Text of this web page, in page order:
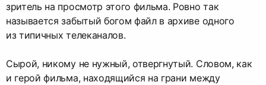
зритель на просмотр этого фильма. Ровно так
называется забытый богом файл в архиве одного
из типичных телеканалов.
Сырой, никому не нужный, отвергнутый. Словом, как
и герой фильма, находящийся на грани между